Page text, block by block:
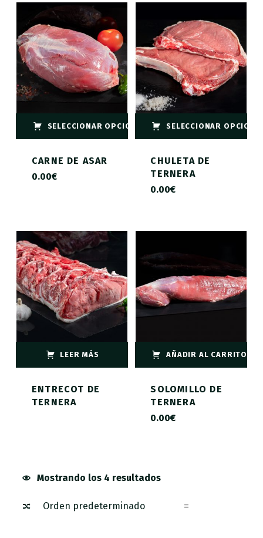
SELECCIONAR OPCIONES
CARNE DE ASAR
0.00€
SELECCIONAR
CHULETA DE
TERNERA
0.00€
LEER MÁS
ENTRECOT DE
TERNERA
AÑADIR AL CARRITO
SOLOMILLO DE
TERNERA
0.00€
Mostrando los 4 resultados